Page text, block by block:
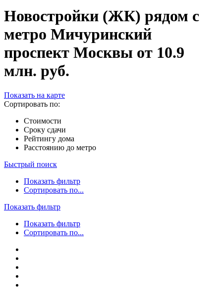
Новостройки (ЖК) рядом с
метро Мичуринский
проспект Москвы от 10.9
млн. руб.
Показать на карте
Сортировать по:
Стоимости
Сроку сдачи
Рейтингу дома
Расстоянию до метро
Быстрый поиск
Показать фильтр
Сортировать по...
Показать фильтр
Показать фильтр
Сортировать по...